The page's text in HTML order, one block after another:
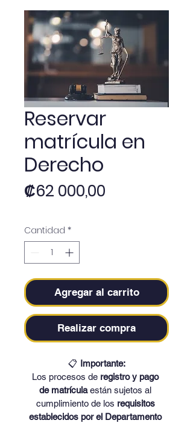
Reservar
matrícula en
Derecho
₡62 000,00
Cantidad *
Agregar al carrito
Realizar compra
📋 Importante:
Los procesos de registro y pago
de matrícula están sujetos al
cumplimiento de los requisitos
establecidos por el Departamento